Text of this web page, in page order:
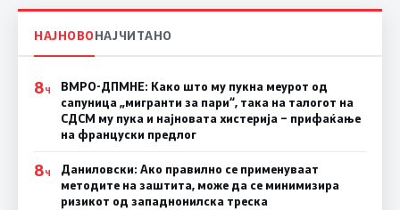
НАЈНОВОНАЈЧИТАНО
8Ч
ВМРО-ДПМНЕ: Како што му пукна меурот од
сапуница „мигранти за пари“, така на талогот на
СДСМ му пука и најновата хистерија – прифаќање
на француски предлог
8Ч
Даниловски: Ако правилно се применуваат
методите на заштита, може да се минимизира
ризикот од западнонилска треска